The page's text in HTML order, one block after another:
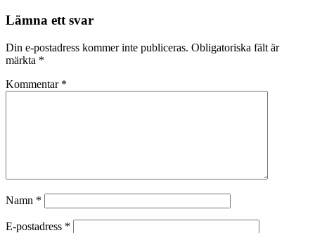
Lämna ett svar
Din e-postadress kommer inte publiceras. Obligatoriska fält är
märkta *
Kommentar *
Namn *
E-postadress *